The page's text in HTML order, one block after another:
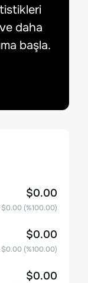
daha
başla.
$0.00
$0.00(%100.00)
$0.00
$0.00(%100.00)
$0.00